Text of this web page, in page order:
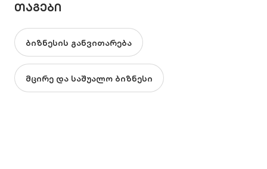
ᲗᲐᲒᲔᲑᲘ
ბიზნესის განვითარება
მცირე და საშუალო ბიზნესი